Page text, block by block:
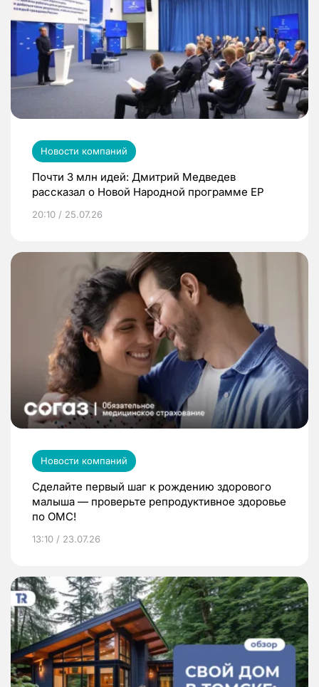
Новости компаний
Почти 3 млн идей: Дмитрий Медведев
рассказал о Новой Народной программе ЕР
20:10 / 25.07.26
Новости компаний
Сделайте первый шаг к рождению здорового
малыша — проверьте репродуктивное здоровье
по ОМС!
13:10 / 23.07.26